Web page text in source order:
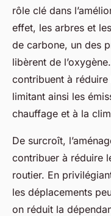
rôle clé dans
effet, les arbres et
de carbone, un des
libèrent de
contribuent à
limitant ainsi les
chauffage et à la
De surcroît,
contribuer à réduire
routier. En
les déplacements
on réduit la